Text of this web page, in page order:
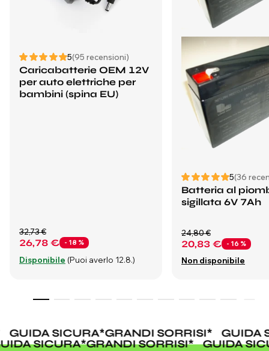
5(95 recensioni)
Caricabatterie OEM 12V
per auto elettriche per
bambini (spina EU)
26,78 € - 18 %
32,73 €
Disponibile (Puoi averlo 12.8.)
5(36
Batteria al
sigillata 6V 7Ah
20,83 € - 16 %
24,80 €
Non disponibile
GUIDA SICURA*GRANDI SORRISI*
GUIDA
SICURA*GRANDI SORRISI* GUIDA